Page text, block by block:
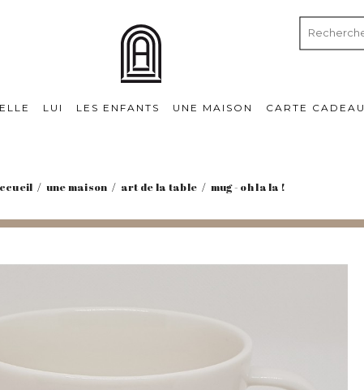
ELLE LUI LES ENFANTS UNE MAISON CARTE CADEAU
une maison art de la table mug - oh la la !